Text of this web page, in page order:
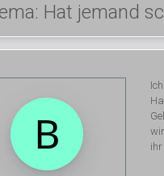
Hat jemand